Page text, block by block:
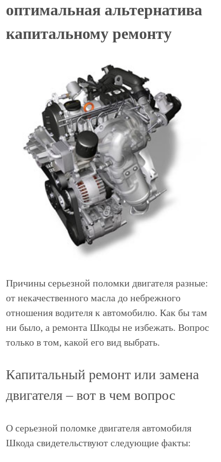
оптимальная альтернатива
капитальному ремонту
Причины серьезной поломки двигателя разные:
от некачественного масла до небрежного
отношения водителя к автомобилю. Как бы там
ни было, а ремонта Шкоды не избежать. Вопрос
только в том, какой его вид выбрать.
Капитальный ремонт или замена
двигателя – вот в чем вопрос
О серьезной поломке двигателя автомобиля
Шкода свидетельствуют следующие факты: